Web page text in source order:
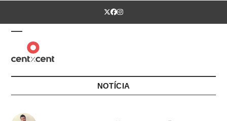
Twitter
Facebook
Instagram
Open
mobile
menu
Close
mobile
menu
NOTÍCIA